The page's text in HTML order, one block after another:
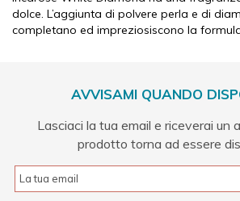
dolce. L’aggiunta di polvere perla e di
completano ed impreziosiscono la
AVVISAMI QUANDO
Lasciaci la tua email e riceverai un
prodotto torna ad essere